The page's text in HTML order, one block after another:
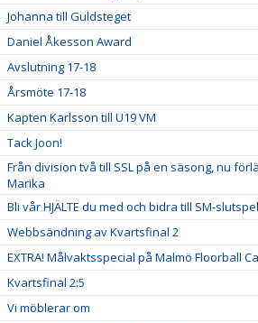
Johanna till Guldsteget
Daniel Åkesson Award
Avslutning 17-18
Årsmöte 17-18
Kapten Karlsson till U19 VM
Tack Joon!
Från division två till SSL på en säsong, nu
Marika
Bli vår HJÄLTE du med och bidra till SM-
Webbsändning av Kvartsfinal 2
EXTRA! Målvaktsspecial på Malmö Floorball
Kvartsfinal 2:5
Vi möblerar om